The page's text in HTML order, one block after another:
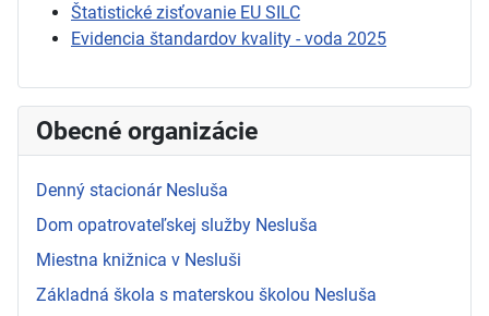
Štatistické zisťovanie EU SILC
Evidencia štandardov kvality - voda 2025
Obecné organizácie
Denný stacionár Nesluša
Dom opatrovateľskej služby Nesluša
Miestna knižnica v Nesluši
Základná škola s materskou školou Nesluša